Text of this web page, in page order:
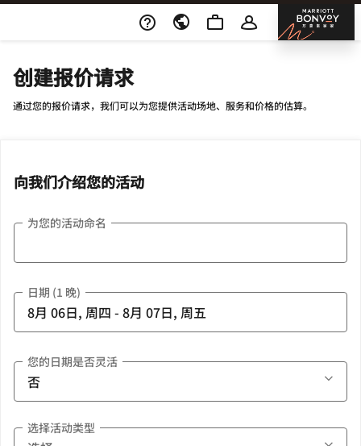
Skip To Content 邦
创建报价请求
通过您的报价请求，我们可以为您提供活动场地、服务和价格的估算。
向我们介绍您的活动
为您的活动命名
日期 (1 晚)
您的日期是否灵活
选择活动类型